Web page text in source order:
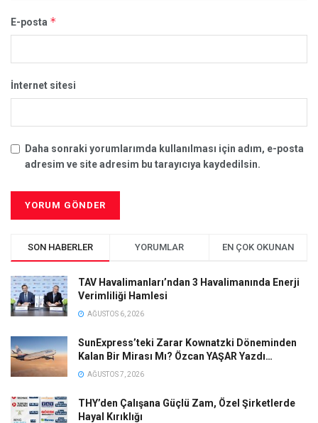
E-posta *
İnternet sitesi
Daha sonraki yorumlarımda kullanılması için adım, e-posta
adresim ve site adresim bu tarayıcıya kaydedilsin.
SON HABERLER YORUMLAR EN ÇOK OKUNAN
TAV Havalimanları’ndan 3 Havalimanında Enerji
Verimliliği Hamlesi
AĞUSTOS 6, 2026
SunExpress’teki Zarar Kownatzki Döneminden
Kalan Bir Mirası Mı? Özcan YAŞAR Yazdı…
AĞUSTOS 7, 2026
THY’den Çalışana Güçlü Zam, Özel Şirketlerde
Hayal Kırıklığı